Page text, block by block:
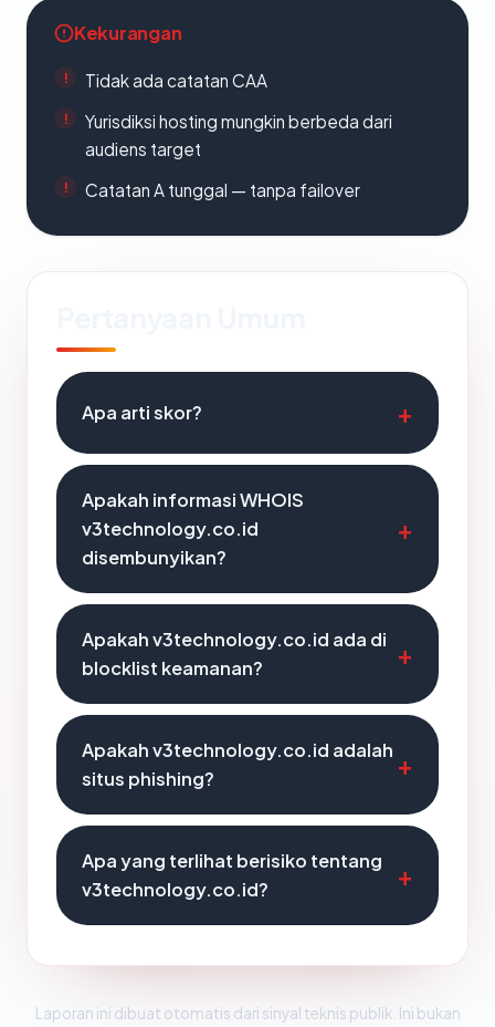
Kekurangan
Tidak ada catatan CAA
Yurisdiksi hosting mungkin berbeda dari
audiens target
Catatan A tunggal — tanpa failover
Apa arti skor?
Apakah informasi WHOIS
v3technology.co.id
disembunyikan?
Apakah v3technology.co.id ada di
blocklist keamanan?
Apakah v3technology.co.id adalah
situs phishing?
Apa yang terlihat berisiko tentang
v3technology.co.id?
Laporan ini dibuat otomatis dari sinyal teknis publik. Ini bukan